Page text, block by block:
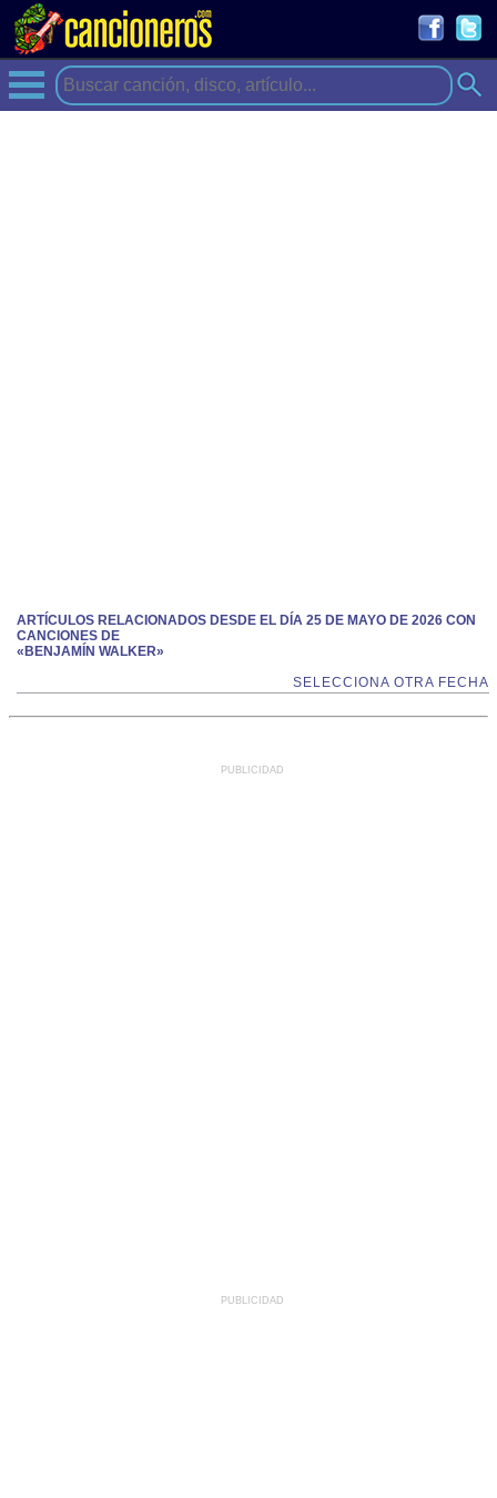
ARTÍCULOS RELACIONADOS DESDE EL DÍA 25 DE MAYO DE 2026 CON
CANCIONES DE
«BENJAMÍN WALKER»
SELECCIONA OTRA FECHA
PUBLICIDAD
PUBLICIDAD